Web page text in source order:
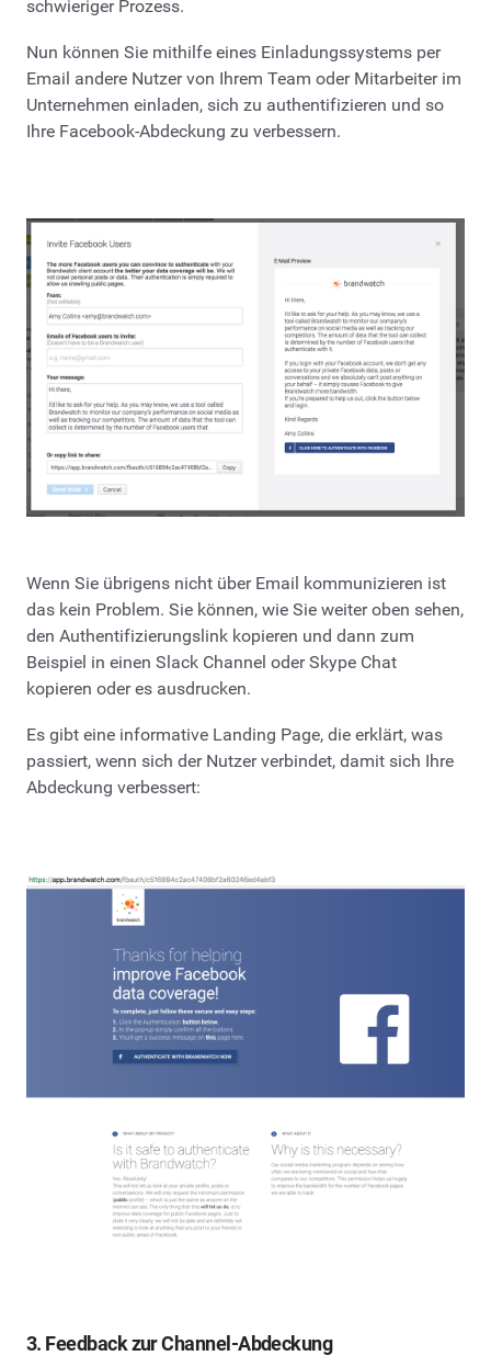
schwieriger Prozess.
Nun können Sie mithilfe eines Einladungssystems per
Email andere Nutzer von Ihrem Team oder Mitarbeiter im
Unternehmen einladen, sich zu authentifizieren und so
Ihre Facebook-Abdeckung zu verbessern.
Wenn Sie übrigens nicht über Email kommunizieren ist
das kein Problem. Sie können, wie Sie weiter oben sehen,
den Authentifizierungslink kopieren und dann zum
Beispiel in einen Slack Channel oder Skype Chat
kopieren oder es ausdrucken.
Es gibt eine informative Landing Page, die erklärt, was
passiert, wenn sich der Nutzer verbindet, damit sich Ihre
Abdeckung verbessert:
3. Feedback zur Channel-Abdeckung